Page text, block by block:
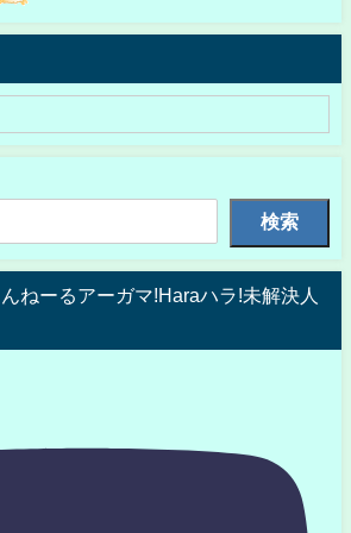
検索
ねーるアーガマ!Haraハラ!未解決人